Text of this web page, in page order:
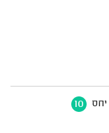
יחס 10